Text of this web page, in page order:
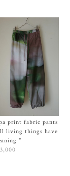
print fabric pants
living things have
"